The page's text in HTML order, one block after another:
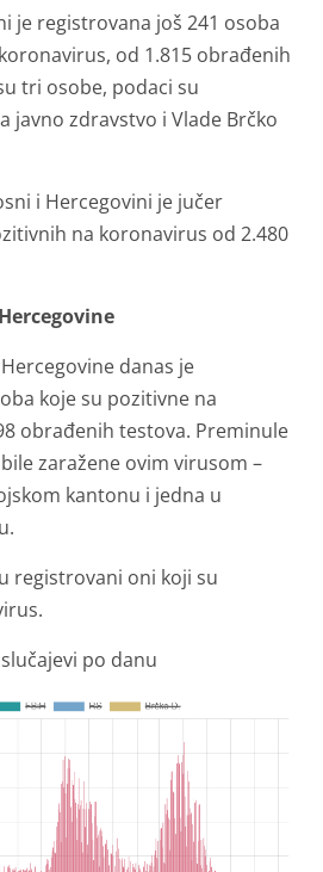
je registrovana još 241 osoba
od 1.815 obrađenih
tri osobe, podaci su
javno zdravstvo i Vlade Brčko
i Hercegovini je jučer
na koronavirus od 2.480
danas je
koje su pozitivne na
obrađenih testova. Preminule
zaražene ovim virusom –
kantonu i jedna u
registrovani oni koji su
po danu